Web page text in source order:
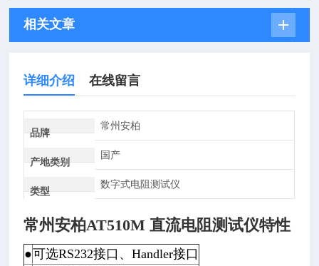
相关文章
详细介绍 在线留言
品牌
常州安柏
产地类别
国产
类型
数字式电阻测试仪
常州安柏AT510M 直流电阻测试仪特性
●可选RS232接口、Handler接口